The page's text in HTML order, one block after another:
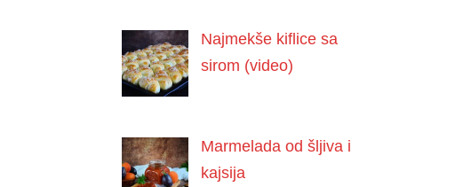
Najmekše kiflice sa
sirom (video)
Marmelada od šljiva i
kajsija